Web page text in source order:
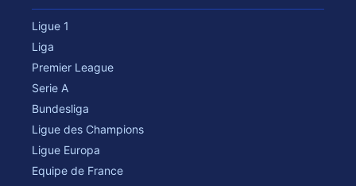
Ligue 1
Liga
Premier League
Serie A
Bundesliga
Ligue des Champions
Ligue Europa
Equipe de France